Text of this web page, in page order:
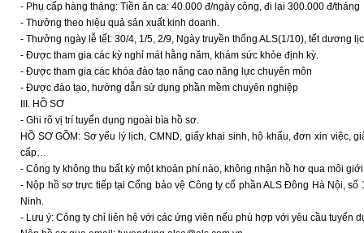
- Phụ cấp hàng tháng: Tiền ăn ca: 40.000 đ/ngày công, đi lại 300.000 đ/tháng
- Thưởng theo hiệu quả sản xuất kinh doanh.
- Thưởng ngày lễ tết: 30/4, 1/5, 2/9, Ngày truyền thống ALS(1/10), tết dương
- Được tham gia các kỳ nghỉ mát hằng năm, khám sức khỏe định kỳ.
- Được tham gia các khóa đào tạo nâng cao năng lực chuyên môn
- Được đào tạo, hướng dẫn sử dụng phần mềm chuyên nghiệp
III. HỒ SƠ
- Ghi rõ vị trí tuyển dụng ngoài bìa hồ sơ.
HỒ SƠ GỒM: Sơ yếu lý lịch, CMND, giấy khai sinh, hộ khẩu, đơn xin việc,
cấp…
- Công ty không thu bất kỳ một khoản phí nào, không nhận hồ hơ qua môi
- Nộp hồ sơ trực tiếp tại Cổng bảo vệ Công ty cổ phần ALS Đông Hà Nội,
Ninh.
- Lưu ý: Công ty chỉ liên hệ với các ứng viên nếu phù hợp với yêu cầu tuyển